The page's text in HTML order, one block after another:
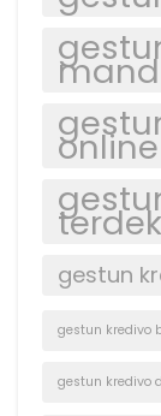
online
gestun
gestun kredivo
gestun kredivo